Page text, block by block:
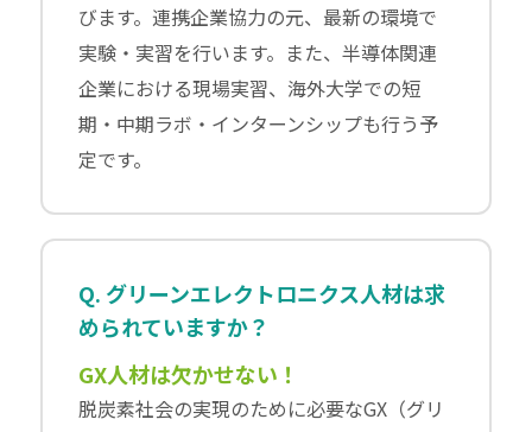
びます。連携企業協力の元、最新の環境で
実験・実習を行います。また、半導体関連
企業における現場実習、海外大学での短
期・中期ラボ・インターンシップも行う予
定です。
Q. グリーンエレクトロニクス人材は求
められていますか？
GX人材は欠かせない！
脱炭素社会の実現のために必要なGX（グリ